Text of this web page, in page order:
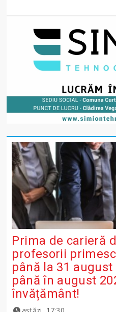
Prima de carieră
profesorii
până la 31
până în august
învățământ!